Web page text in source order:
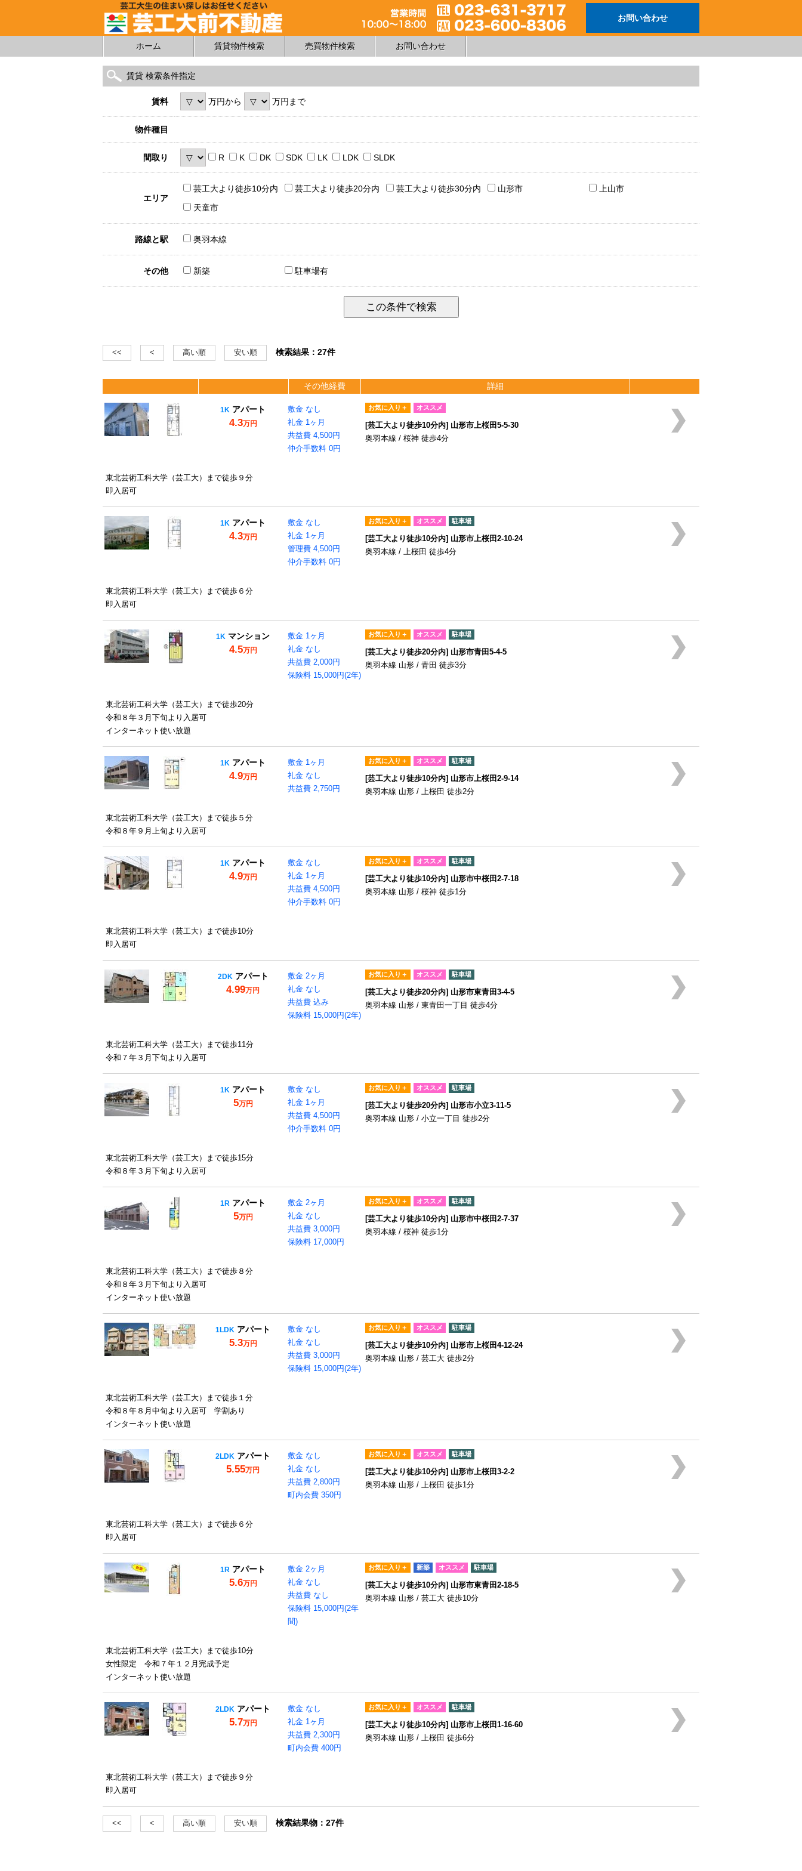
お問い合わせ
ホーム 賃貸物件検索 売買物件検索 お問い合わせ
賃貸 検索条件指定
賃料 万円から 万円まで
物件種目
間取り R K DK SDK LK LDK SLDK
エリア
芸工大より徒歩10分内 芸工大より徒歩20分内 芸工大より徒歩30分内 山形市
上山市
天童市
路線と駅 奥羽本線
その他 新築 駐車場有
<< < 高い順 安い順 検索結果：27件
その他経費 詳細
1K アパート
4.3万円
敷金 なし
礼金 1ヶ月
共益費 4,500円
仲介手数料 0円
お気に入り＋ オススメ
[芸工大より徒歩10分内] 山形市上桜田5-5-30
奥羽本線 / 桜神 徒歩4分
東北芸術工科大学（芸工大）まで徒歩９分
即入居可
1K アパート
4.3万円
敷金 なし
礼金 1ヶ月
管理費 4,500円
仲介手数料 0円
お気に入り＋ オススメ 駐車場
[芸工大より徒歩10分内] 山形市上桜田2-10-24
奥羽本線 / 上桜田 徒歩4分
東北芸術工科大学（芸工大）まで徒歩６分
即入居可
1K マンション
4.5万円
敷金 1ヶ月
礼金 なし
共益費 2,000円
保険料 15,000円(2年)
お気に入り＋ オススメ 駐車場
[芸工大より徒歩20分内] 山形市青田5-4-5
奥羽本線 山形 / 青田 徒歩3分
東北芸術工科大学（芸工大）まで徒歩20分
令和８年３月下旬より入居可
インターネット使い放題
1K アパート
4.9万円
敷金 1ヶ月
礼金 なし
共益費 2,750円
お気に入り＋ オススメ 駐車場
[芸工大より徒歩10分内] 山形市上桜田2-9-14
奥羽本線 山形 / 上桜田 徒歩2分
東北芸術工科大学（芸工大）まで徒歩５分
令和８年９月上旬より入居可
1K アパート
4.9万円
敷金 なし
礼金 1ヶ月
共益費 4,500円
仲介手数料 0円
お気に入り＋ オススメ 駐車場
[芸工大より徒歩10分内] 山形市中桜田2-7-18
奥羽本線 山形 / 桜神 徒歩1分
東北芸術工科大学（芸工大）まで徒歩10分
即入居可
2DK アパート
4.99万円
敷金 2ヶ月
礼金 なし
共益費 込み
保険料 15,000円(2年)
お気に入り＋ オススメ 駐車場
[芸工大より徒歩20分内] 山形市東青田3-4-5
奥羽本線 山形 / 東青田一丁目 徒歩4分
東北芸術工科大学（芸工大）まで徒歩11分
令和７年３月下旬より入居可
1K アパート
5万円
敷金 なし
礼金 1ヶ月
共益費 4,500円
仲介手数料 0円
お気に入り＋ オススメ 駐車場
[芸工大より徒歩20分内] 山形市小立3-11-5
奥羽本線 山形 / 小立一丁目 徒歩2分
東北芸術工科大学（芸工大）まで徒歩15分
令和８年３月下旬より入居可
1R アパート
5万円
敷金 2ヶ月
礼金 なし
共益費 3,000円
保険料 17,000円
お気に入り＋ オススメ 駐車場
[芸工大より徒歩10分内] 山形市中桜田2-7-37
奥羽本線 / 桜神 徒歩1分
東北芸術工科大学（芸工大）まで徒歩８分
令和８年３月下旬より入居可
インターネット使い放題
1LDK アパート
5.3万円
敷金 なし
礼金 なし
共益費 3,000円
保険料 15,000円(2年)
お気に入り＋ オススメ 駐車場
[芸工大より徒歩10分内] 山形市上桜田4-12-24
奥羽本線 山形 / 芸工大 徒歩2分
東北芸術工科大学（芸工大）まで徒歩１分
令和８年８月中旬より入居可 学割あり
インターネット使い放題
2LDK アパート
5.55万円
敷金 なし
礼金 なし
共益費 2,800円
町内会費 350円
お気に入り＋ オススメ 駐車場
[芸工大より徒歩10分内] 山形市上桜田3-2-2
奥羽本線 山形 / 上桜田 徒歩1分
東北芸術工科大学（芸工大）まで徒歩６分
即入居可
1R アパート
5.6万円
敷金 2ヶ月
礼金 なし
共益費 なし
保険料 15,000円(2年
間)
お気に入り＋ 新築 オススメ 駐車場
[芸工大より徒歩10分内] 山形市東青田2-18-5
奥羽本線 山形 / 芸工大 徒歩10分
東北芸術工科大学（芸工大）まで徒歩10分
女性限定 令和７年１２月完成予定
インターネット使い放題
2LDK アパート
5.7万円
敷金 なし
礼金 1ヶ月
共益費 2,300円
町内会費 400円
お気に入り＋ オススメ 駐車場
[芸工大より徒歩10分内] 山形市上桜田1-16-60
奥羽本線 山形 / 上桜田 徒歩6分
東北芸術工科大学（芸工大）まで徒歩９分
即入居可
<< < 高い順 安い順 検索結果物：27件